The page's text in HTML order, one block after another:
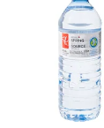
canneberges
Eau de